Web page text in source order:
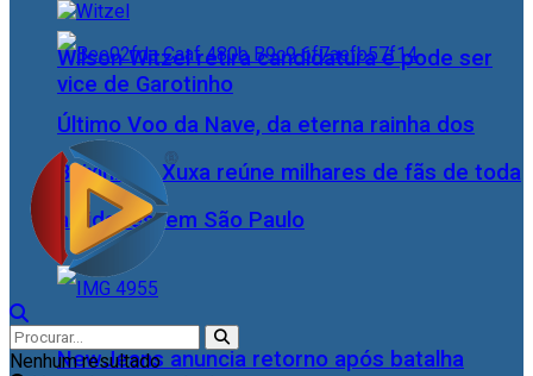
Último Voo da Nave, da eterna rainha dos
Baixinhos, Xuxa reúne milhares de fãs de toda
as idades, em São Paulo
NewJeans anuncia retorno após batalha
Wilson Witzel retira candidatura e pode ser
vice de Garotinho
Nenhum resultado